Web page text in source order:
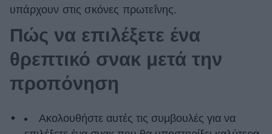
υπάρχουν στις σκόνες πρωτεΐνης.
Πώς να επιλέξετε ένα
θρεπτικό σνακ μετά την
προπόνηση
Ακολουθήστε αυτές τις συμβουλές για να